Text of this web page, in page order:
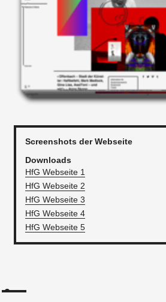
Screenshots der Webseite
Downloads
HfG Webseite 1
HfG Webseite 2
HfG Webseite 3
HfG Webseite 4
HfG Webseite 5